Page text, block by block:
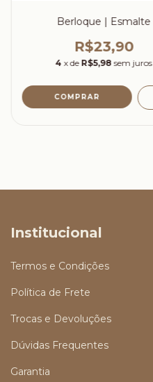
Berloque | Esmalte
R$23,90
4 x de R$5,98 sem juros
Institucional
Termos e Condições
Política de Frete
Trocas e Devoluções
Dúvidas Frequentes
Garantia